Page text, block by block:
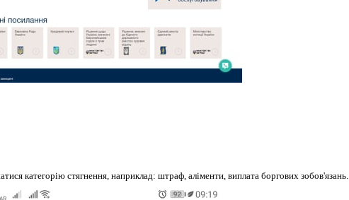
категорію стягнення, наприклад: штраф, аліменти, виплата боргових зобов'язань.